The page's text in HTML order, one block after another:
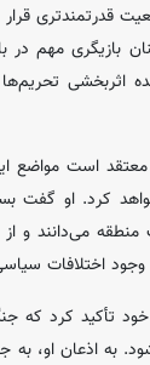
قدرتمندتری
مهم در
اثربخشی
است مواضع
کرد. او گفت
می‌دانند و
اختلافات
تأکید کرد که
به اذعان او،